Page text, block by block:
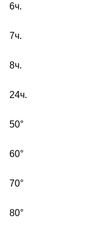
6ч.
7ч.
8ч.
24ч.
50°
60°
70°
80°